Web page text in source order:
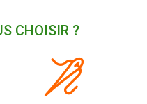
CHOISIR ?